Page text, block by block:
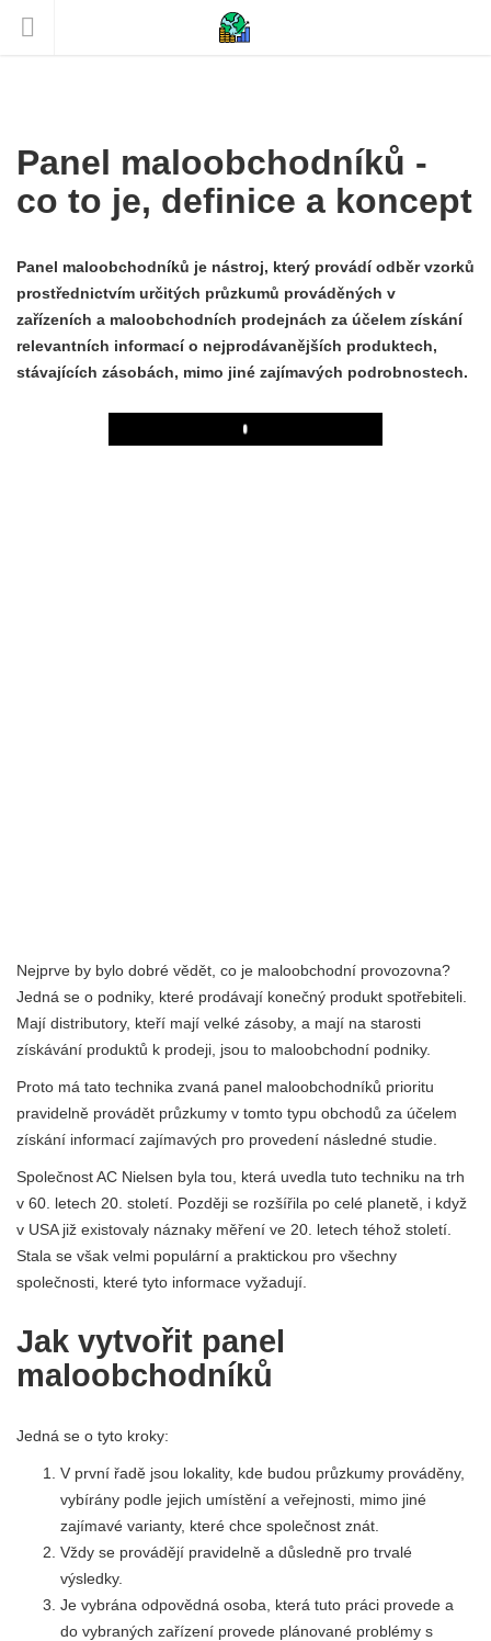
Panel maloobchodníků -
co to je, definice a koncept
Panel maloobchodníků je nástroj, který provádí odběr vzorků
prostřednictvím určitých průzkumů prováděných v
zařízeních a maloobchodních prodejnách za účelem získání
relevantních informací o nejprodávanějších produktech,
stávajících zásobách, mimo jiné zajímavých podrobnostech.
Play
Nejprve by bylo dobré vědět, co je maloobchodní provozovna?
Jedná se o podniky, které prodávají konečný produkt spotřebiteli.
Mají distributory, kteří mají velké zásoby, a mají na starosti
získávání produktů k prodeji, jsou to maloobchodní podniky.
Proto má tato technika zvaná panel maloobchodníků prioritu
pravidelně provádět průzkumy v tomto typu obchodů za účelem
získání informací zajímavých pro provedení následné studie.
Společnost AC Nielsen byla tou, která uvedla tuto techniku ​​na trh
v 60. letech 20. století. Později se rozšířila po celé planetě, i když
v USA již existovaly náznaky měření ve 20. letech téhož století.
Stala se však velmi populární a praktickou pro všechny
společnosti, které tyto informace vyžadují.
Jak vytvořit panel
maloobchodníků
Jedná se o tyto kroky:
V první řadě jsou lokality, kde budou průzkumy prováděny,
vybírány podle jejich umístění a veřejnosti, mimo jiné
zajímavé varianty, které chce společnost znát.
Vždy se provádějí pravidelně a důsledně pro trvalé
výsledky.
Je vybrána odpovědná osoba, která tuto práci provede a
do vybraných zařízení provede plánované problémy s